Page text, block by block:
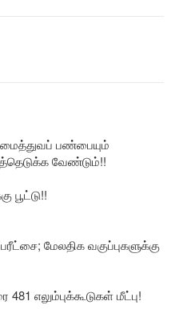
பண்பையும்
வேண்டும்!!
பூட்டு!!
மேலதிக வகுப்புகளுக்கு
எலும்புக்கூடுகள் மீட்பு!